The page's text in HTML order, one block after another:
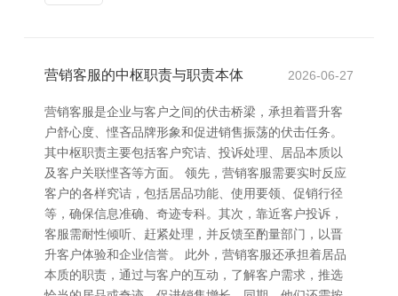
营销客服的中枢职责与职责本体 2026-06-27
营销客服是企业与客户之间的伏击桥梁，承担着晋升客
户舒心度、悭吝品牌形象和促进销售振荡的伏击任务。
其中枢职责主要包括客户究诘、投诉处理、居品本质以
及客户关联悭吝等方面。 领先，营销客服需要实时反应
客户的各样究诘，包括居品功能、使用要领、促销行径
等，确保信息准确、奇迹专科。其次，靠近客户投诉，
客服需耐性倾听、赶紧处理，并反馈至酌量部门，以晋
升客户体验和企业信誉。 此外，营销客服还承担着居品
本质的职责，通过与客户的互动，了解客户需求，推选